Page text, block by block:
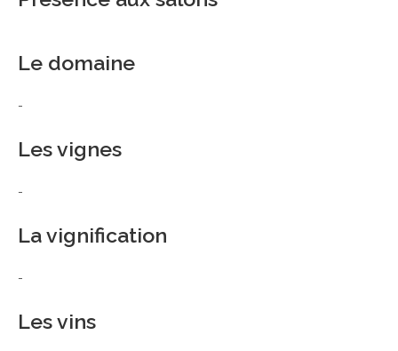
Le domaine
-
Les vignes
-
La vignification
-
Les vins